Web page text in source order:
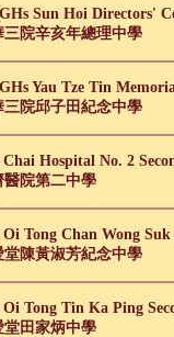
Sun Hoi Directors'
三院辛亥年總理中學
Yau Tze Tin
三院邱子田紀念中學
Chai Hospital No. 2
醫院第二中學
Oi Tong Chan Wong
堂陳黃淑芳紀念中學
Oi Tong Tin Ka Ping
堂田家炳中學